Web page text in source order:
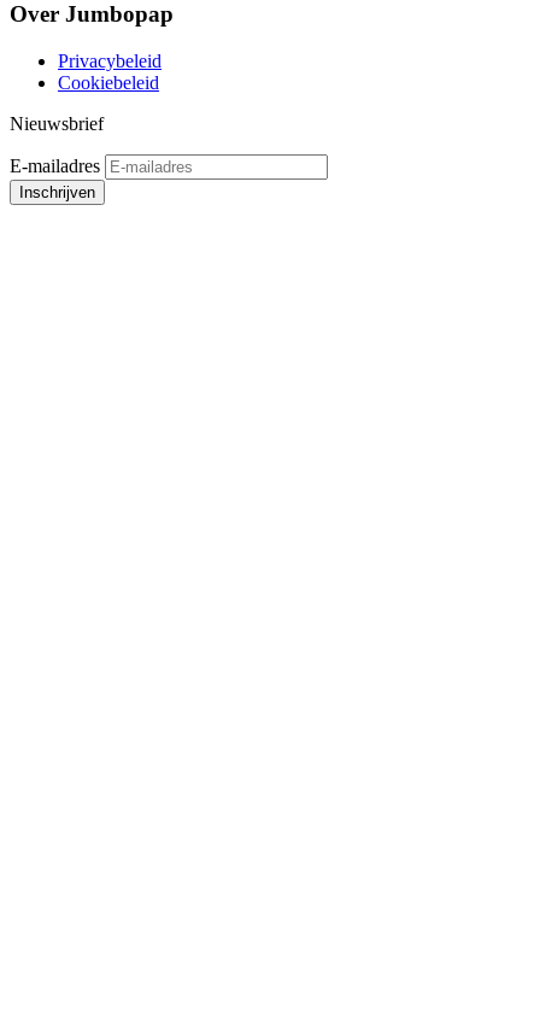
Over Jumbopap
Privacybeleid
Cookiebeleid
Nieuwsbrief
E-mailadres
Inschrijven